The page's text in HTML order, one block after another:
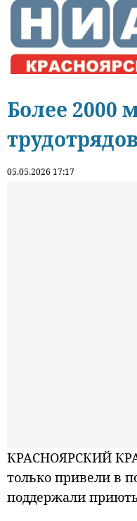
Более 2000
05.05.2026 17:17
КРАСНОЯРСКИЙ
только привели в
поддержали